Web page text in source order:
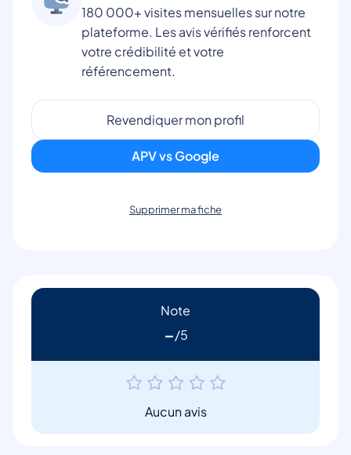
180 000+ visites mensuelles sur notre
plateforme. Les avis vérifiés renforcent
votre crédibilité et votre
référencement.
Revendiquer mon profil
APV vs Google
Supprimer ma fiche
Note
-
Aucun avis